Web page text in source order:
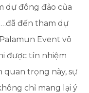
dự đông đảo của
đến tham dự
Event vô
được tín nhiệm
quan trọng này, sự
chỉ mang lại ý